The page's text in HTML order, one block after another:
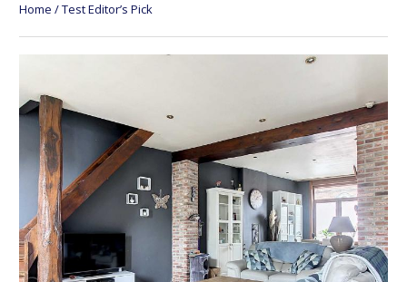
Home /Test Editor’s Pick